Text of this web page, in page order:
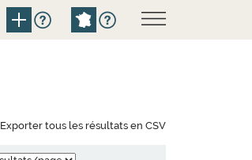
Exporter tous les résultats en CSV